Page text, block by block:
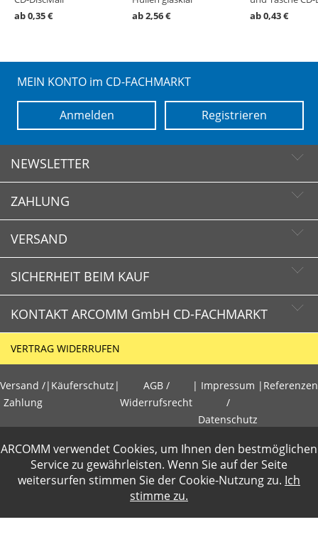
ARCOMM verwendet Cookies, um Ihnen den bestmöglichen
Service zu gewährleisten. Wenn Sie auf der Seite
weitersurfen stimmen Sie der Cookie-Nutzungzu. Ich
stimme zu.
ab 0,35 €
ab 2,56 €
ab 0,43 €
MEIN KONTO im CD-FACHMARKT
Registrieren
Anmelden
NEWSLETTER
Newsletter abonnieren
Newsletter abbestellen
ZAHLUNG
VERSAND
SICHERHEIT BEIM KAUF
CD-FACHMARKT.de
Schnelle Lieferzeiten
Käuferschutz
Sichere Zahlung mit SSL-Verschlüsselung
PCI DSS geprüft
perfekter Schutz gegen kriminelle Angriffe
Sicheres Bezahlen mit Kreditkarte
KONTAKT ARCOMM GmbH CD-FACHMARKT
+49 (0)30 351 26 92 80
info@cd-fachmarkt.de
VERTRAG WIDERRUFEN
Versand /
Zahlung
| Käuferschutz |
AGB /
Widerrufsrecht
| Impressum
/
Datenschutz
| Referenzen
Gewerbetreibende loggen sich bitte ein f�r die Anzeige der
Nettopreise. Preisangaben inkl.19% MwSt und zzgl.Service- und
Versandkosten